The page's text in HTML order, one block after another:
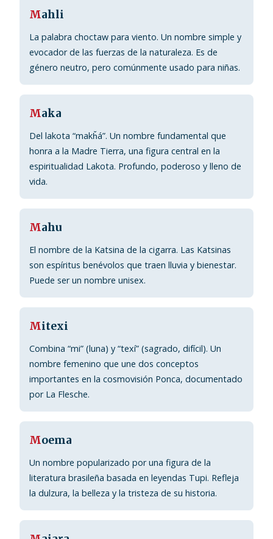
Mahli
La palabra choctaw para viento. Un nombre simple y
evocador de las fuerzas de la naturaleza. Es de
género neutro, pero comúnmente usado para niñas.
Maka
Del lakota “makȟá”. Un nombre fundamental que
honra a la Madre Tierra, una figura central en la
espiritualidad Lakota. Profundo, poderoso y lleno de
vida.
Mahu
El nombre de la Katsina de la cigarra. Las Katsinas
son espíritus benévolos que traen lluvia y bienestar.
Puede ser un nombre unisex.
Mitexi
Combina “mi” (luna) y “texí” (sagrado, difícil). Un
nombre femenino que une dos conceptos
importantes en la cosmovisión Ponca, documentado
por La Flesche.
Moema
Un nombre popularizado por una figura de la
literatura brasileña basada en leyendas Tupi. Refleja
la dulzura, la belleza y la tristeza de su historia.